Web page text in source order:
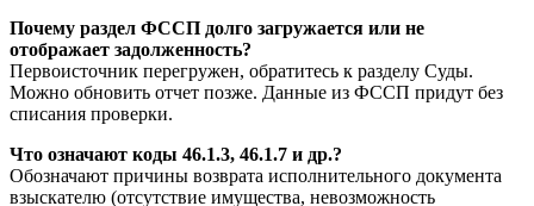
Почему раздел ФССП долго загружается или не
отображает задолженность?
Первоисточник перегружен, обратитесь к разделу Суды.
Можно обновить отчет позже. Данные из ФССП придут без
списания проверки.
Что означают коды 46.1.3, 46.1.7 и др.?
Обозначают причины возврата исполнительного документа
взыскателю (отсутствие имущества, невозможность